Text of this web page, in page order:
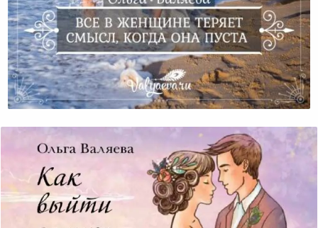
Все В Женщине Теряет Смысл, Когда Она Пуста